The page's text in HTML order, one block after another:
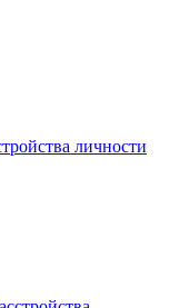
личности